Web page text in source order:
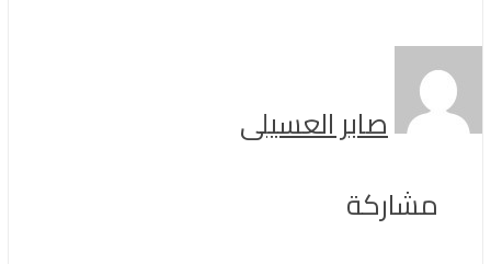
صابر العسيلى
مشاركة